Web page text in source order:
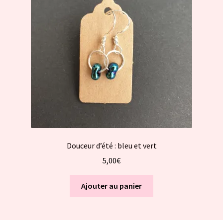
Douceur d’été : bleu et vert
5,00€
Ajouter au panier